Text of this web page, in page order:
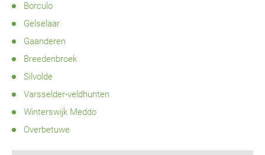
Borculo
Gelselaar
Gaanderen
Breedenbroek
Silvolde
Varsselder-veldhunten
Winterswijk Meddo
Overbetuwe